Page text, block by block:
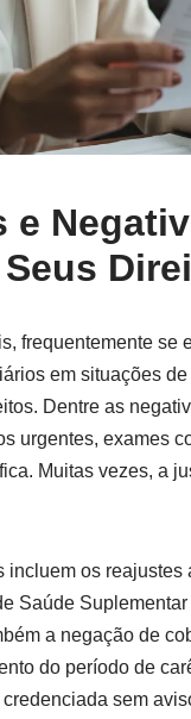
frequentemente se
em situações
Dentre as
urgentes, exames
Muitas vezes, a
incluem os
Saúde
a negação de
do período de
sem